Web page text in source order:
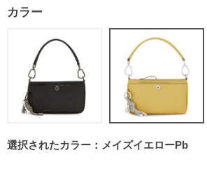
カラー
選択されたカラー：メイズイエローPb